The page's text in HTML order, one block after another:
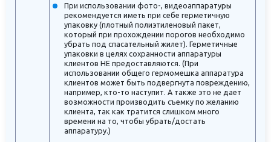
При использовании фото-, видеоаппаратуры
рекомендуется иметь при себе герметичную
упаковку (плотный полиэтиленовый пакет,
который при прохождении порогов необходимо
убрать под спасательный жилет). Герметичные
упаковки в целях сохранности аппаратуры
клиентов НЕ предоставляются. (При
использовании общего гермомешка аппаратура
клиентов может быть подвергнута повреждению,
например, кто-то наступит. А также это не дает
возможности производить съемку по желанию
клиента, так как тратится слишком много
времени на то, чтобы убрать/достать
аппаратуру.)